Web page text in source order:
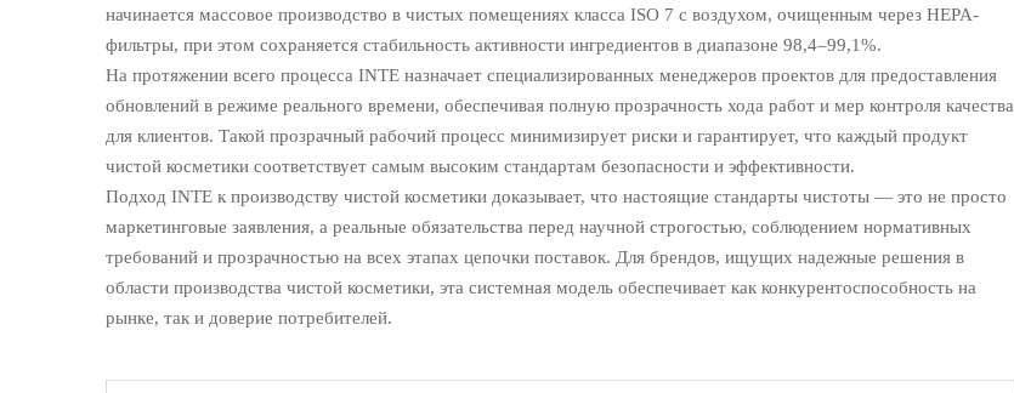
начинается массовое производство в чистых помещениях класса ISO 7 с воздухом, очищенным через HEPA-
фильтры, при этом сохраняется стабильность активности ингредиентов в диапазоне 98,4–99,1%.
На протяжении всего процесса INTE назначает специализированных менеджеров проектов для предоставления
обновлений в режиме реального времени, обеспечивая полную прозрачность хода работ и мер контроля качества
для клиентов. Такой прозрачный рабочий процесс минимизирует риски и гарантирует, что каждый продукт
чистой косметики соответствует самым высоким стандартам безопасности и эффективности.
Подход INTE к производству чистой косметики доказывает, что настоящие стандарты чистоты — это не просто
маркетинговые заявления, а реальные обязательства перед научной строгостью, соблюдением нормативных
требований и прозрачностью на всех этапах цепочки поставок. Для брендов, ищущих надежные решения в
области производства чистой косметики, эта системная модель обеспечивает как конкурентоспособность на
рынке, так и доверие потребителей.